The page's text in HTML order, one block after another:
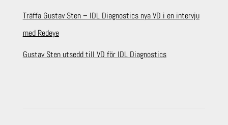
Träffa Gustav Sten – IDL Diagnostics nya VD i en intervju
med Redeye
Gustav Sten utsedd till VD för IDL Diagnostics